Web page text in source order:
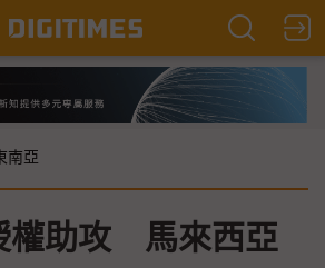
南亞
權助攻 馬來西亞